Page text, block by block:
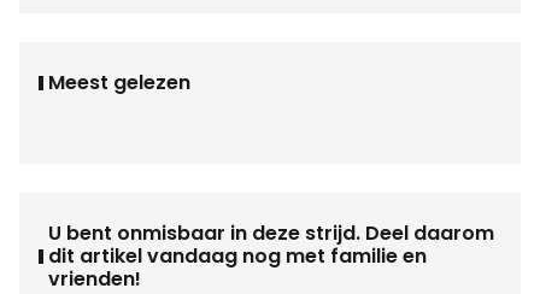
Meest gelezen
U bent onmisbaar in deze strijd. Deel daarom
dit artikel vandaag nog met familie en
vrienden!